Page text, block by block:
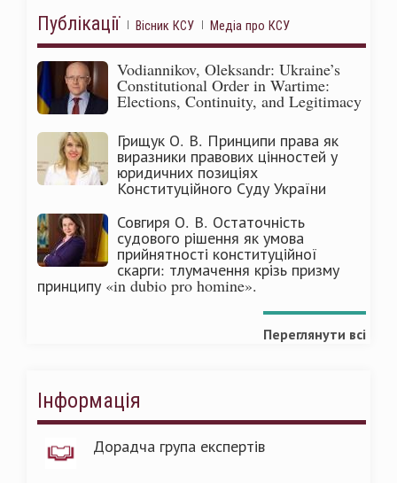
Публікації Вісник КСУ Медіа про КСУ
Vodiannikov, Oleksandr: Ukraine’s
Constitutional Order in Wartime:
Elections, Continuity, and Legitimacy
Грищук О. В. Принципи права як
виразники правових цінностей у
юридичних позиціях
Конституційного Суду України
Совгиря О. В. Остаточність
судового рішення як умова
прийнятності конституційної
скарги: тлумачення крізь призму
принципу «in dubio pro homine».
Переглянути всі
Інформація
Дорадча група експертів